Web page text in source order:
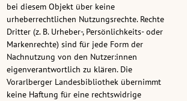
bei diesem Objekt über keine
urheberrechtlichen Nutzungsrechte. Rechte
Dritter (z. B. Urheber-, Persönlichkeits- oder
Markenrechte) sind für jede Form der
Nachnutzung von den Nutzer:innen
eigenverantwortlich zu klären. Die
Vorarlberger Landesbibliothek übernimmt
keine Haftung für eine rechtswidrige